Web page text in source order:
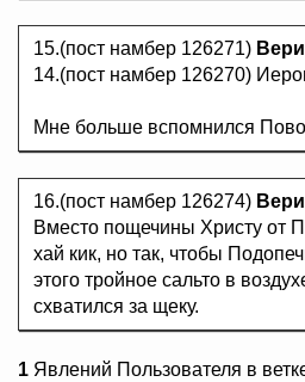
15.(пост намбер 126271)
14.(пост намбер 126270)
Мне больше вспомнился
16.(пост намбер 126274)
Вместо пощечины Христу от
хай кик, но так, чтобы
этого тройное сальто в
схватился за щеку.
1 Явлений Пользователя в